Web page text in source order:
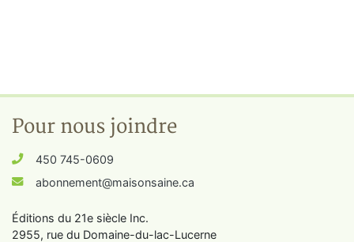
Pour nous joindre
450 745-0609
abonnement@maisonsaine.ca
Éditions du 21e siècle Inc.
2955, rue du Domaine-du-lac-Lucerne